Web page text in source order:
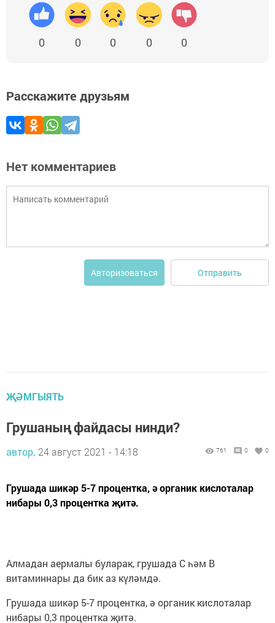
0 0 0 0 0
Расскажите друзьям
Нет комментариев
Авторизоваться Отправить
ҖӘМГЫЯТЬ
Грушаның файдасы нинди?
автор, 24 август 2021 - 14:18 761 0 0
Грушада шикәр 5-7 процентка, ә органик кислоталар
нибары 0,3 процентка җитә.
Алмадан аермалы буларак, грушада С һәм В
витаминнары да бик аз күләмдә.
Грушада шикәр 5-7 процентка, ә орга­ник кислоталар
нибары 0,3 процентка җитә.